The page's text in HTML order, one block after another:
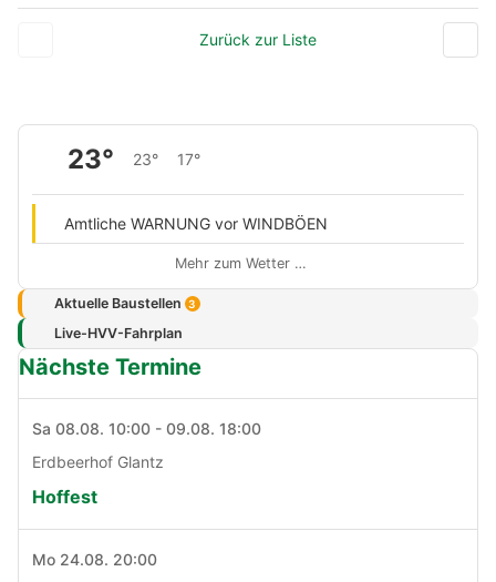
Zurück zur Liste
23° 23° 17°
Amtliche WARNUNG vor WINDBÖEN
Mehr zum Wetter …
Aktuelle Baustellen 3
Live-HVV-Fahrplan
Nächste Termine
Sa 08.08. 10:00 - 09.08. 18:00
Erdbeerhof Glantz
Hoffest
Mo 24.08. 20:00